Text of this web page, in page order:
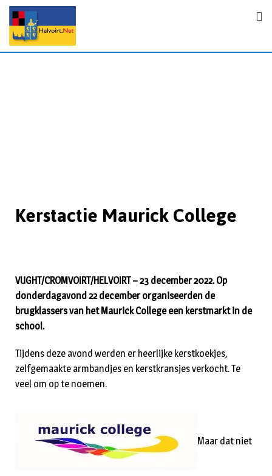
Kerstactie Maurick College
VUGHT/CROMVOIRT/HELVOIRT – 23 december 2022. Op
donderdagavond 22 december organiseerden de
brugklassers van het Maurick College een kerstmarkt in de
school.
Tijdens deze avond werden er heerlijke kerstkoekjes,
zelfgemaakte armbandjes en kerstkransjes verkocht. Te
veel om op te noemen.
Maar dat niet